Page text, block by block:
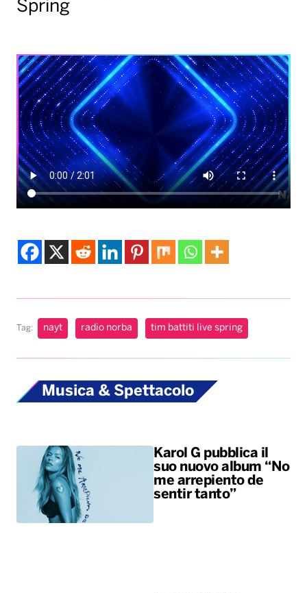
Spring
Tag: nayt radio norba tim battiti live spring
Musica & Spettacolo
Karol G pubblica il
suo nuovo album “No
me arrepiento de
sentir tanto”